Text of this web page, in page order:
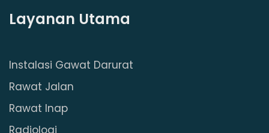
Layanan Utama
Instalasi Gawat Darurat
Rawat Jalan
Rawat Inap
Radiologi